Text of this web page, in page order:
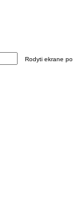
Rodyti ekrane po